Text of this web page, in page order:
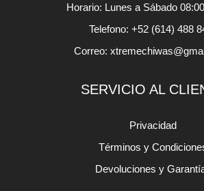
Horario: Lunes a Sábado
Telefono: +52 (614) 488
Correo:
SERVICIO AL
Privacidad
Términos y
Devoluciones y